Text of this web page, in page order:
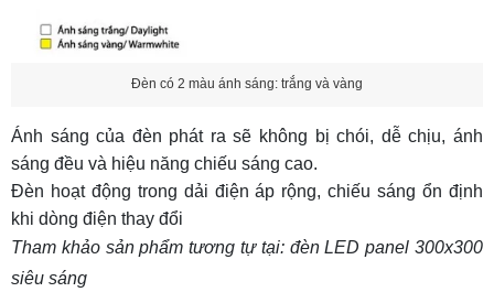
Đèn có 2 màu ánh sáng: trắng và vàng
Ánh sáng của đèn phát ra sẽ không bị chói, dễ chịu, ánh
sáng đều và hiệu năng chiếu sáng cao.
Đèn hoạt động trong dải điện áp rộng, chiếu sáng ổn định
khi dòng điện thay đổi
Tham khảo sản phẩm tương tự tại: đèn LED panel 300x300
siêu sáng